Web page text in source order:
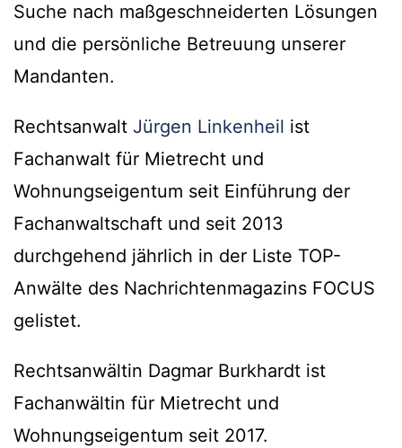
Suche nach maßgeschneiderten Lösungen
und die persönliche Betreuung unserer
Mandanten.
Rechtsanwalt Jürgen Linkenheil ist
Fachanwalt für Mietrecht und
Wohnungseigentum seit Einführung der
Fachanwaltschaft und seit 2013
durchgehend jährlich in der Liste TOP-
Anwälte des Nachrichtenmagazins FOCUS
gelistet.
Rechtsanwältin Dagmar Burkhardt ist
Fachanwältin für Mietrecht und
Wohnungseigentum seit 2017.